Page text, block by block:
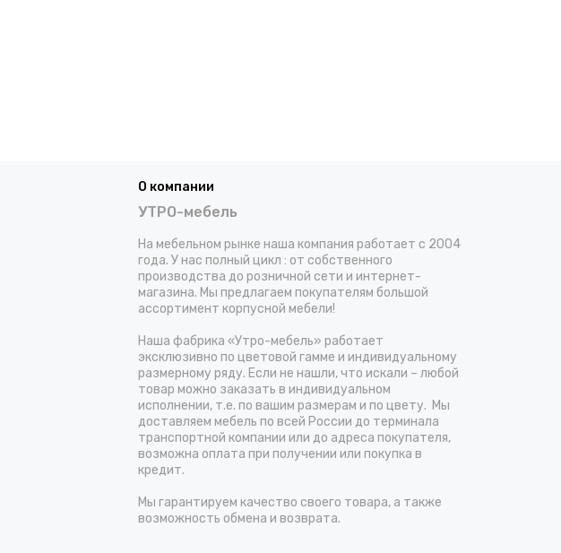
О компании
УТРО-мебель
На мебельном рынке наша компания работает с 2004
года. У нас полный цикл : от собственного
производства до розничной сети и интернет-
магазина. Мы предлагаем покупателям большой
ассортимент корпусной мебели!
Наша фабрика «Утро-мебель» работает
эксклюзивно по цветовой гамме и индивидуальному
размерному ряду. Если не нашли, что искали – любой
товар можно заказать в индивидуальном
исполнении, т.е. по вашим размерам и по цвету. Мы
доставляем мебель по всей России до терминала
транспортной компании или до адреса покупателя,
возможна оплата при получении или покупка в
кредит.
Мы гарантируем качество своего товара, а также
возможность обмена и возврата.